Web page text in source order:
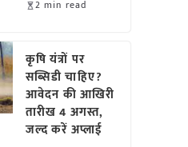
2 min read
कृषि यंत्रों पर
सब्सिडी चाहिए?
आवेदन की आखिरी
तारीख 4 अगस्त,
जल्द करें अप्लाई